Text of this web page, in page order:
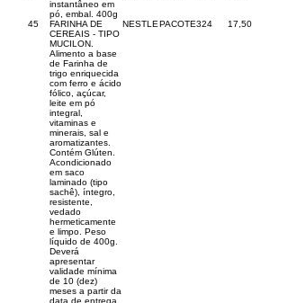
instantâneo em
pó, embal. 400g
45
FARINHA DE
CEREAIS - TIPO
MUCILON.
Alimento a base
de Farinha de
trigo enriquecida
com ferro e ácido
fólico, açúcar,
leite em pó
integral,
vitaminas e
minerais, sal e
aromatizantes.
Contém Glúten.
Acondicionado
em saco
laminado (tipo
sachê), íntegro,
resistente,
vedado
hermeticamente
e limpo. Peso
líquido de 400g.
Deverá
apresentar
validade mínima
de 10 (dez)
meses a partir da
data de entrega.
NESTLEPACOTE324 17,50